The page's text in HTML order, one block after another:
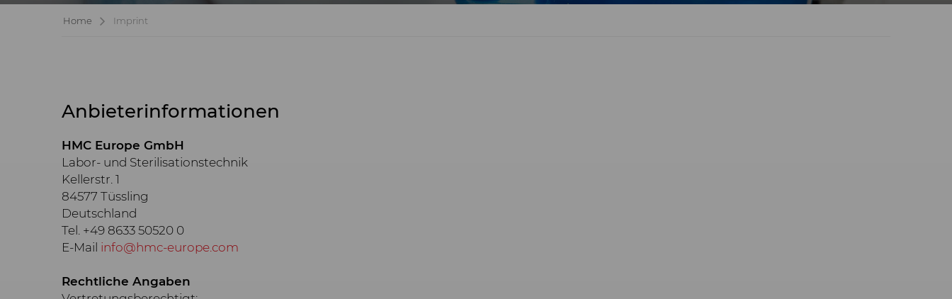
Home Imprint
Anbieterinformationen
HMC Europe GmbH
Labor- und Sterilisationstechnik
Kellerstr. 1
84577 Tüssling
Deutschland
Tel. +49 8633 50520 0
E-Mail info@hmc-europe.com
Rechtliche Angaben